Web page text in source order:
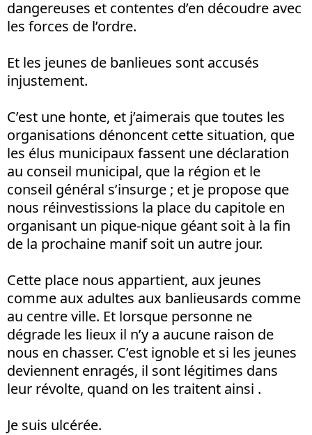
dangereuses et contentes d’en découdre avec
les forces de l’ordre.
Et les jeunes de banlieues sont accusés
injustement.
C’est une honte, et j’aimerais que toutes les
organisations dénoncent cette situation, que
les élus municipaux fassent une déclaration
au conseil municipal, que la région et le
conseil général s’insurge ; et je propose que
nous réinvestissions la place du capitole en
organisant un pique-nique géant soit à la fin
de la prochaine manif soit un autre jour.
Cette place nous appartient, aux jeunes
comme aux adultes aux banlieusards comme
au centre ville. Et lorsque personne ne
dégrade les lieux il n’y a aucune raison de
nous en chasser. C’est ignoble et si les jeunes
deviennent enragés, il sont légitimes dans
leur révolte, quand on les traitent ainsi .
Je suis ulcérée.